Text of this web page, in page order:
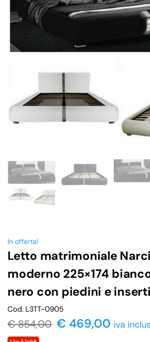
In offerta!
Letto matrimoniale
moderno 225×174
nero con piedini e
Cod. L3TT-0905
€854,00 € 469,00 iva